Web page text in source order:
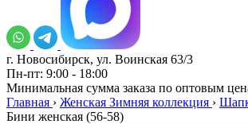
г. Новосибирск, ул. Воинская 63/3
Пн-пт: 9:00 - 18:00
Минимальная сумма заказа по оптовым
Главная › Женская Зимняя коллекция ›
Бини женская (56-58)